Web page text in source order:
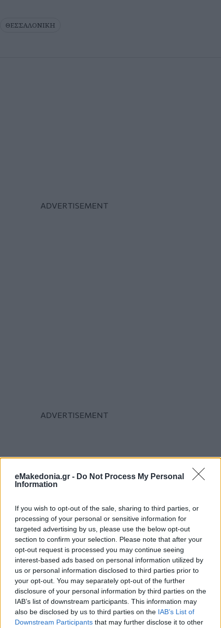
eMakedonia.gr - Do Not Process My Personal
Information
If you wish to opt-out of the sale, sharing to third parties, or
processing of your personal or sensitive information for
targeted advertising by us, please use the below opt-out
section to confirm your selection. Please note that after your
opt-out request is processed you may continue seeing
interest-based ads based on personal information utilized by
us or personal information disclosed to third parties prior to
your opt-out. You may separately opt-out of the further
disclosure of your personal information by third parties on the
IAB’s list of downstream participants. This information may
also be disclosed by us to third parties on the IAB’s List of
Downstream Participants that may further disclose it to other
ΘΕΣΣΑΛΟΝΙΚΗ